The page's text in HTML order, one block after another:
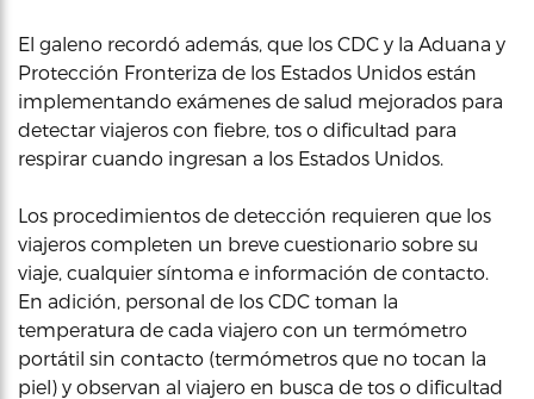
El galeno recordó además, que los CDC y la Aduana y
Protección Fronteriza de los Estados Unidos están
implementando exámenes de salud mejorados para
detectar viajeros con fiebre, tos o dificultad para
respirar cuando ingresan a los Estados Unidos.
Los procedimientos de detección requieren que los
viajeros completen un breve cuestionario sobre su
viaje, cualquier síntoma e información de contacto.
En adición, personal de los CDC toman la
temperatura de cada viajero con un termómetro
portátil sin contacto (termómetros que no tocan la
piel) y observan al viajero en busca de tos o dificultad